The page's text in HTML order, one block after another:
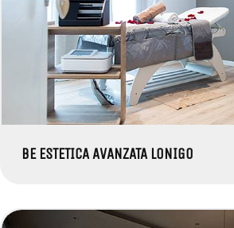
BE ESTETICA AVANZATA LONIGO